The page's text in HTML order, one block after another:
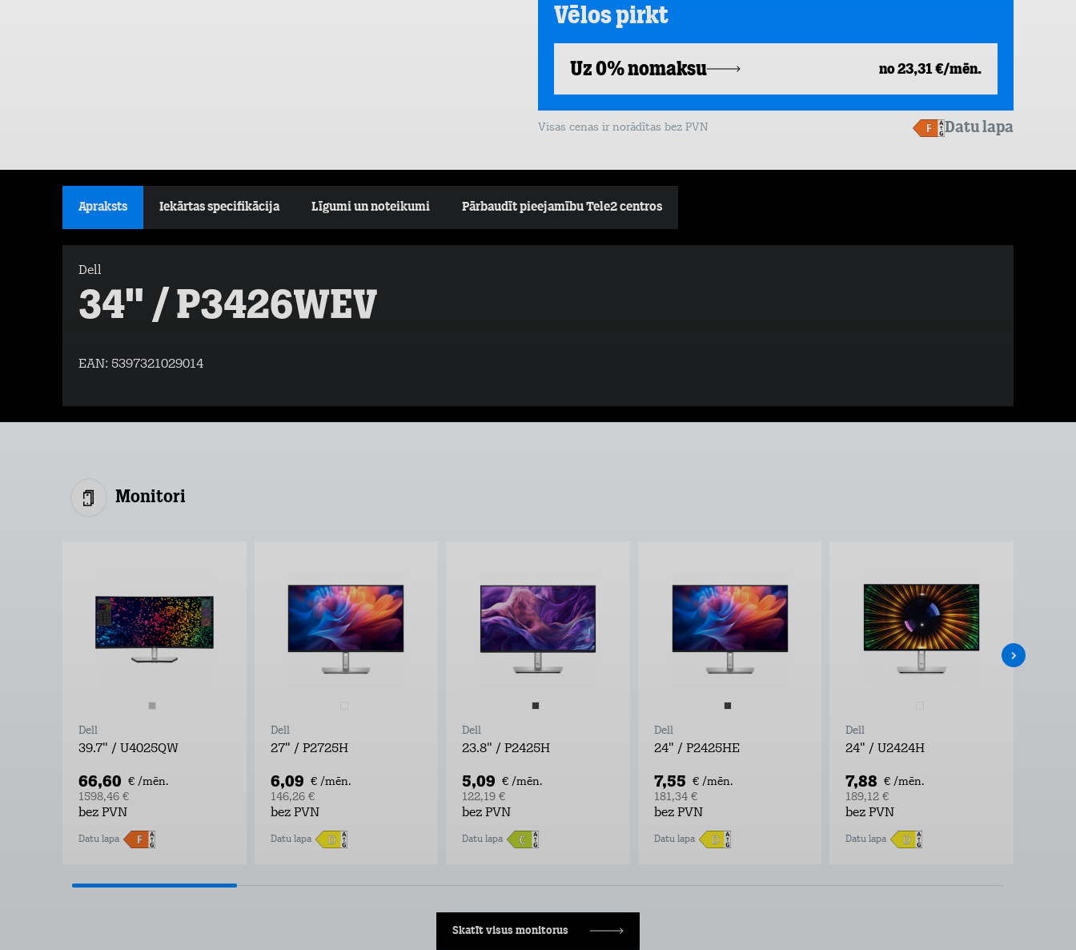
Vēlos pirkt
Uz 0% nomaksu no 23,31 €/mēn.
Visas cenas ir norādītas bez PVN Datu lapa
Apraksts Iekārtas specifikācija Līgumi un noteikumi Pārbaudīt pieejamību Tele2 centros
Dell
34" / P3426WEV
EAN: 5397321029014
Monitori
Dell
39.7" / U4025QW
66,60 € /mēn.
1598,46 €
bez PVN
Datu lapa
Dell
27" / P2725H
6,09 € /mēn.
146,26 €
bez PVN
Datu lapa
Dell
23.8" / P2425H
5,09
€ /mēn.
122,19 €
bez PVN
Datu lapa
Dell
24" / P2425HE
7,55 € /mēn.
181,34 €
bez PVN
Datu lapa
Dell
24" / U2424H
7,88
€ /mēn.
189,12 €
bez PVN
Datu lapa
Skatīt visus monitorus